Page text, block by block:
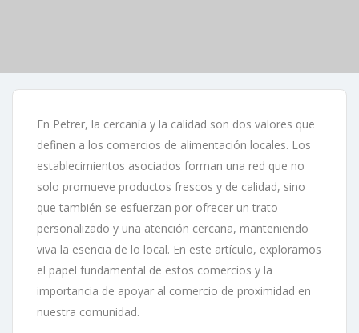
En Petrer, la cercanía y la calidad son dos valores que
definen a los comercios de alimentación locales. Los
establecimientos asociados forman una red que no
solo promueve productos frescos y de calidad, sino
que también se esfuerzan por ofrecer un trato
personalizado y una atención cercana, manteniendo
viva la esencia de lo local. En este artículo, exploramos
el papel fundamental de estos comercios y la
importancia de apoyar al comercio de proximidad en
nuestra comunidad.